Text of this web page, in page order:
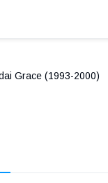
Grace (1993-2000)